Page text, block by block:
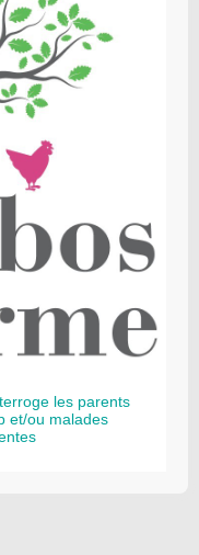
les parents
et/ou malades